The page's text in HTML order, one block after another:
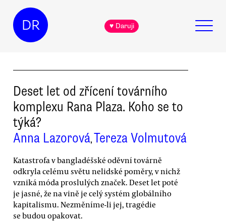
DR ♥ Daruji
Deset let od zřícení továrního
komplexu Rana Plaza. Koho se to
týká?
Anna Lazorová,Tereza Volmutová
Katastrofa v bangladéšské oděvní továrně
odkryla celému světu nelidské poměry, v nichž
vzniká móda proslulých značek. Deset let poté
je jasné, že na vině je celý systém globálního
kapitalismu. Nezměníme-li jej, tragédie
se budou opakovat.